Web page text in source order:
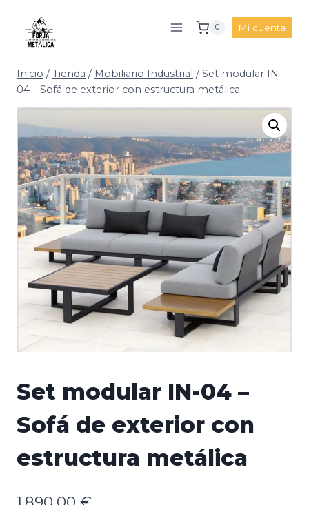
contenido
0 Mi cuenta
Inicio / Tienda / Mobiliario Industrial / Set modular IN-
04 – Sofá de exterior con estructura metálica
Set modular IN-04 –
Sofá de exterior con
estructura metálica
1.890,00 €